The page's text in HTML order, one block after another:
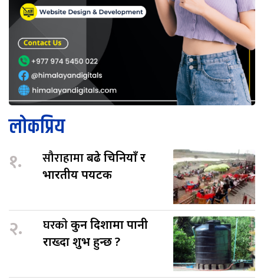
लोकप्रिय
१. सौराहामाबढे चिनियाँ र
भारतीय पर्यटक
२. घरकाेकुन दिशामा पानी
राख्दा शुभ हुन्छ ?